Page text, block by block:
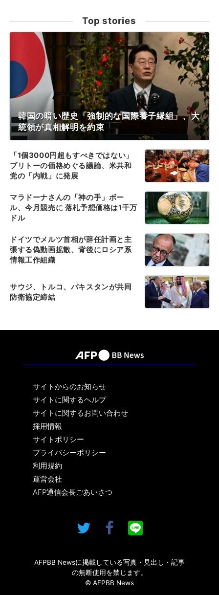
Top stories
韓国の暗い歴史「強制的な国際養子縁組」、大
統領が真相解明を約束
「1個3000円超もすべきではない」
ブリトーの価格めぐる議論、米共和
党の「内戦」に発展
マラドーナさんの「神の手」ボー
ル、今月競売に 落札予想価格は1千万
ドル
ドイツでメルツ首相が辞任計画と主
張する偽動画拡散、背後にロシア系
情報工作組織
サウジ、トルコ、パキスタンが共同
防衛協定締結
サイトからのお知らせ
サイトに関するヘルプ
サイトに関するお問い合わせ
採用情報
サイトポリシー
プライバシーポリシー
利用規約
運営会社
AFP通信会長ごあいさつ
AFPBB Newsに掲載している写真・見出し・記事
の無断使用を禁じます。
© AFPBB News